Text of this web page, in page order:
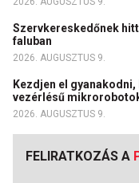
Szervkereskedőnek
faluban
2026. AUGUSZTUS 9.
Kezdjen el
vezérlésű
2026. AUGUSZTUS 9.
FELIRATKOZÁS A